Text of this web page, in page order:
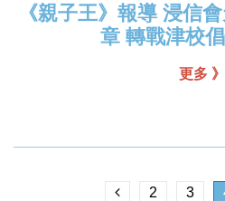
《親子王》報導 浸信
章 轉戰津校
更多 》
2 3